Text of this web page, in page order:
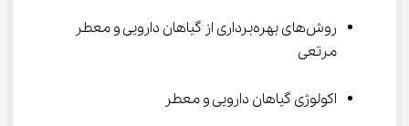
روش‌های بهره‌برداری از گیاهان دارویی و معطر
مرتعی
اکولوژی گیاهان دارویی و معطر